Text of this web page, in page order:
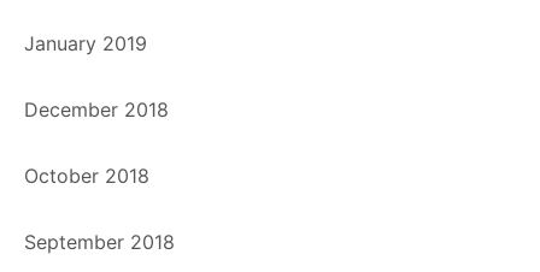
January 2019
December 2018
October 2018
September 2018